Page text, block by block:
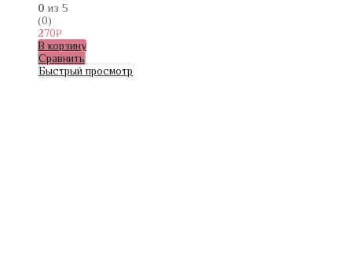
0 из 5
(0)
270₽
В корзину
Сравнить
Быстрый просмотр